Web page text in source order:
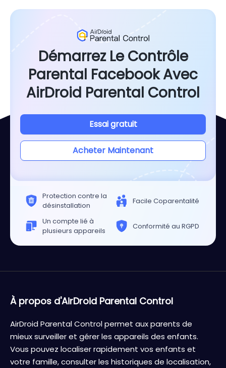
Démarrez Le Contrôle
Parental Facebook Avec
AirDroid Parental Control
Essai gratuit
Acheter Maintenant
Protection contre la
désinstallation
Facile Coparentalité
Un compte lié à
plusieurs appareils
Conformité au RGPD
À propos d'AirDroid Parental Control
AirDroid Parental Control permet aux parents de
mieux surveiller et gérer les appareils des enfants.
Vous pouvez localiser rapidement vos enfants et
votre famille, consulter les historiques de localisation,